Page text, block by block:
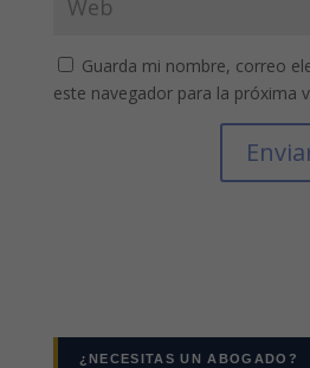
Guarda mi nombre, correo
este navegador para la próxima
¿NECESITAS UN ABOGADO?